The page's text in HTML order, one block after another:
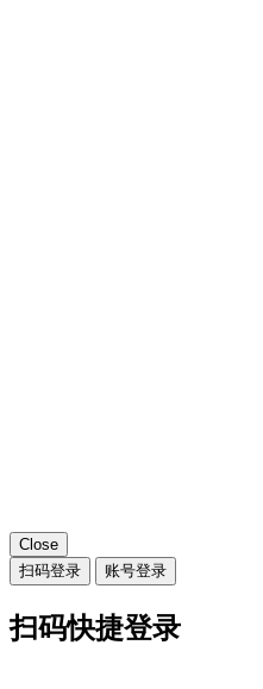
Close
扫码登录
账号登录
扫码快捷登录